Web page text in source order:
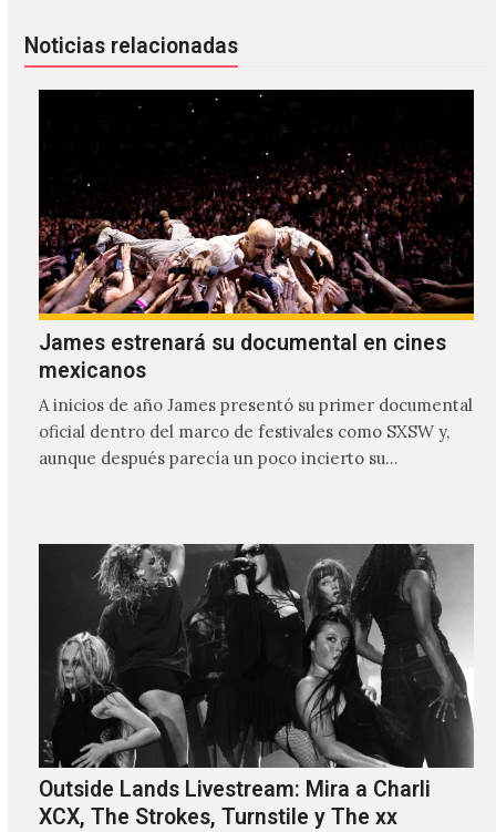
Noticias relacionadas
James estrenará su documental en cines
mexicanos
A inicios de año James presentó su primer documental
oficial dentro del marco de festivales como SXSW y,
aunque después parecía un poco incierto su…
Outside Lands Livestream: Mira a Charli
XCX, The Strokes, Turnstile y The xx